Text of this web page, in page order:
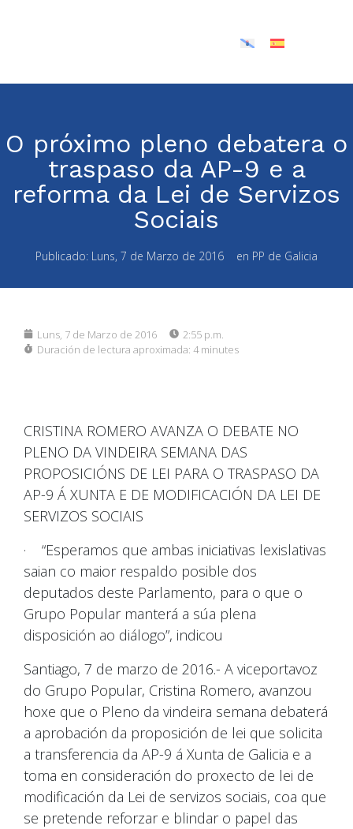
O próximo pleno debatera o
traspaso da AP-9 e a
reforma da Lei de Servizos
Sociais
Publicado: Luns, 7 de Marzo de 2016 en PP de Galicia
Luns, 7 de Marzo de 2016
2:55 p.m.
Duración de lectura aproximada: 4 minutes
CRISTINA ROMERO AVANZA O DEBATE NO
PLENO DA VINDEIRA SEMANA DAS
PROPOSICIÓNS DE LEI PARA O TRASPASO DA
AP-9 Á XUNTA E DE MODIFICACIÓN DA LEI DE
SERVIZOS SOCIAIS
· “Esperamos que ambas iniciativas lexislativas
saian co maior respaldo posible dos
deputados deste Parlamento, para o que o
Grupo Popular manterá a súa plena
disposición ao diálogo”, indicou
Santiago, 7 de marzo de 2016.- A viceportavoz
do Grupo Popular, Cristina Romero, avanzou
hoxe que o Pleno da vindeira semana debaterá
a aprobación da proposición de lei que solicita
a transferencia da AP-9 á Xunta de Galicia e a
toma en consideración do proxecto de lei de
modificación da Lei de servizos sociais, coa que
se pretende reforzar e blindar o papel das